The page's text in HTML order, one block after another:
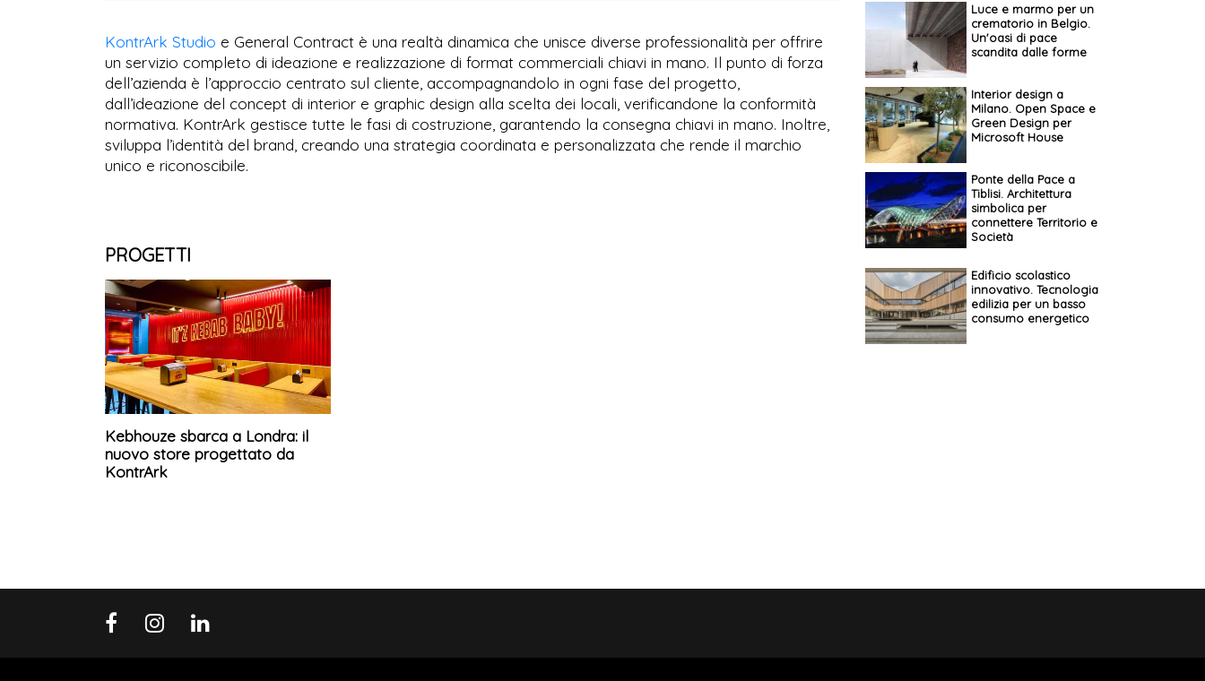
KontrArk Studio e General Contract è una realtà dinamica che unisce diverse professionalità per offrire
un servizio completo di ideazione e realizzazione di format commerciali chiavi in mano. Il punto di forza
dell’azienda è l’approccio centrato sul cliente, accompagnandolo in ogni fase del progetto,
dall’ideazione del concept di interior e graphic design alla scelta dei locali, verificandone la conformità
normativa. KontrArk gestisce tutte le fasi di costruzione, garantendo la consegna chiavi in mano. Inoltre,
sviluppa l’identità del brand, creando una strategia coordinata e personalizzata che rende il marchio
unico e riconoscibile.
PROGETTI
Kebhouze sbarca a Londra: il
nuovo store progettato da
KontrArk
Luce e marmo per un
crematorio in Belgio.
Un'oasi di pace
scandita dalle forme
Interior design a
Milano. Open Space e
Green Design per
Microsoft House
Ponte della Pace a
Tiblisi. Architettura
simbolica per
connettere Territorio e
Società
Edificio scolastico
innovativo. Tecnologia
edilizia per un basso
consumo energetico